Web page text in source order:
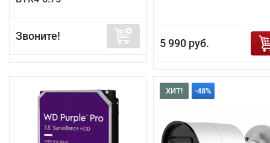
Звоните!
5 990 руб.
ХИТ! -48%